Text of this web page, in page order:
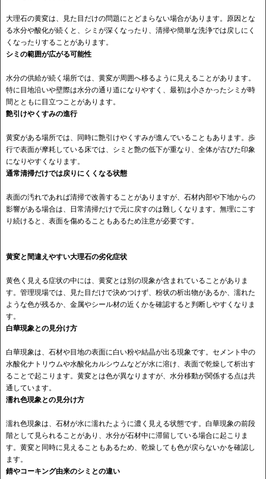
大理石の黄変は、見た目だけの問題にとどまらない場合があります。原因とな
る水分や酸化が続くと、シミが深くなったり、清掃や簡単な洗浄では戻しにく
くなったりすることがあります。
シミの範囲が広がる可能性
水分の供給が続く場所では、黄変が周囲へ移るように見えることがあります。
特に目地沿いや壁際は水分の通り道になりやすく、最初は小さかったシミが時
間とともに目立つことがあります。
艶引けやくすみの進行
黄変がある場所では、同時に艶引けやくすみが進んでいることもあります。歩
行で表面が摩耗している床では、シミと艶の低下が重なり、全体が古びた印象
になりやすくなります。
通常清掃だけでは戻りにくくなる状態
表面の汚れであれば清掃で改善することがありますが、石材内部や下地からの
影響がある場合は、日常清掃だけで元に戻すのは難しくなります。無理にこす
り続けると、表面を傷めることもあるため注意が必要です。
黄変と間違えやすい大理石の劣化症状
黄色く見える症状の中には、黄変とは別の現象が含まれていることがありま
す。管理現場では、見た目だけで決めつけず、粉状の析出物があるか、濡れた
ような色が残るか、金属やシール材の近くかを確認すると判断しやすくなりま
す。
白華現象との見分け方
白華現象は、石材や目地の表面に白い粉や結晶が出る現象です。セメント中の
水酸化ナトリウムや水酸化カルシウムなどが水に溶け、表面で乾燥して析出す
ることで起こります。黄変とは色が異なりますが、水分移動が関係する点は共
通しています。
濡れ色現象との見分け方
濡れ色現象は、石材が水に濡れたように濃く見える状態です。白華現象の前段
階として見られることがあり、水分が石材中に滞留している場合に起こりま
す。黄変と同時に見えることもあるため、乾燥しても色が戻らないかを確認し
ます。
錆やコーキング由来のシミとの違い